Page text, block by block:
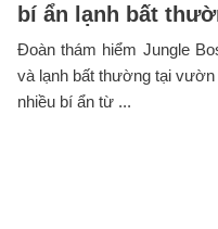
bí ẩn lạnh bất
Đoàn thám hiểm Jungle
và lạnh bất thường tại
nhiều bí ẩn từ ...